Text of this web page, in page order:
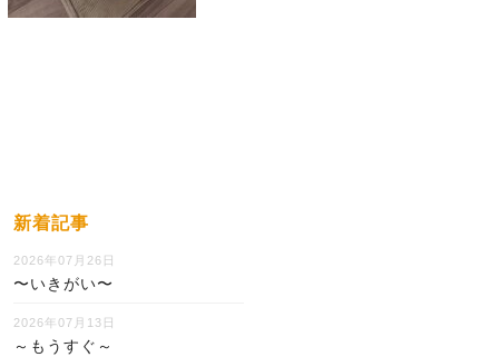
新着記事
2026年07月26日
〜いきがい〜
2026年07月13日
～もうすぐ～